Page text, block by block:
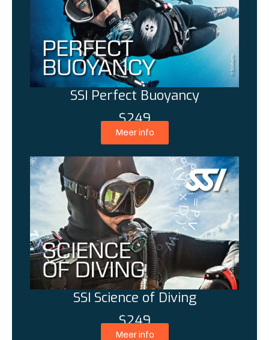
SSI Perfect Buoyancy
$249
Meer info
SSI Science of Diving
$249
Meer info